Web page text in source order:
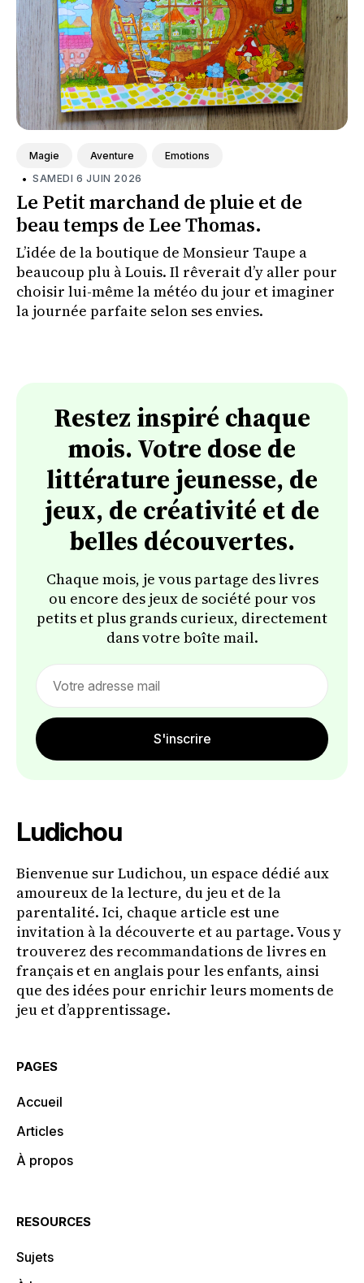
Magie Aventure Emotions
• SAMEDI 6 JUIN 2026
Le Petit marchand de pluie et de
beau temps de Lee Thomas.
L’idée de la boutique de Monsieur Taupe a
beaucoup plu à Louis. Il rêverait d’y aller pour
choisir lui-même la météo du jour et imaginer
la journée parfaite selon ses envies.
Restez inspiré chaque
mois. Votre dose de
littérature jeunesse, de
jeux, de créativité et de
belles découvertes.
Chaque mois, je vous partage des livres
ou encore des jeux de société pour vos
petits et plus grands curieux, directement
dans votre boîte mail.
S'inscrire
Ludichou
Bienvenue sur Ludichou, un espace dédié aux
amoureux de la lecture, du jeu et de la
parentalité. Ici, chaque article est une
invitation à la découverte et au partage. Vous y
trouverez des recommandations de livres en
français et en anglais pour les enfants, ainsi
que des idées pour enrichir leurs moments de
jeu et d’apprentissage.
PAGES
Accueil
Articles
À propos
RESOURCES
Sujets